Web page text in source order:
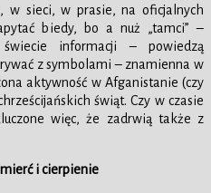
w sieci, w prasie, na oficjalnych
biedy, bo a nuż „tamci” –
informacji – powiedzą
z symbolami – znamienna w
aktywność w Afganistanie (czy
świąt. Czy w czasie
więc, że zadrwią także z
i cierpienie